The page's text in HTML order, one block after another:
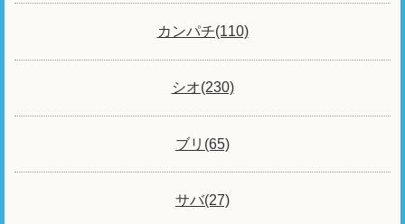
カンパチ(110)
シオ(230)
ブリ(65)
サバ(27)